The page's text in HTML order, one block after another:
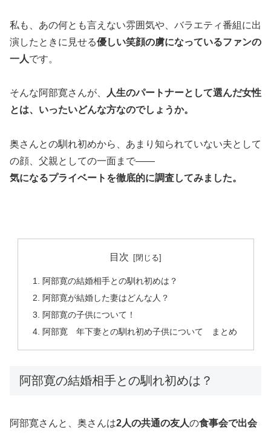
私も、あの何とも言えない雰囲気や、バラエティ番組に出
演したときに見せる優しい笑顔の虜になっているファンの
一人です。
そんな阿部寛さんが、
人生のパートナーとして選んだ女性
とは、いったいどんな方なのでしょうか。
奥さんとの馴れ初めから、あまり知られていない夫として
の顔、父親としての一面まで——
気になるプライベートを徹底的に調査してみました。
目次
阿部寛の結婚相手との馴れ初めは？
阿部寛が結婚した妻はどんな人？
阿部寛の子供について！
阿部寛 年下妻との馴れ初め子供について まとめ
阿部寛の結婚相手との馴れ初めは？
阿部寛さんと、奥さんは2人の共通の友人の食事会で出会